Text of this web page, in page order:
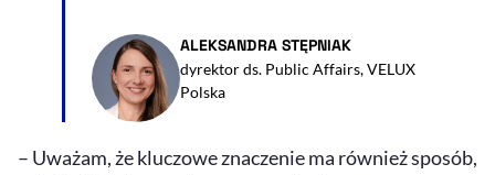
ALEKSANDRA STĘPNIAK
dyrektor ds. Public Affairs, VELUX
Polska
– Uważam, że kluczowe znaczenie ma również sposób,